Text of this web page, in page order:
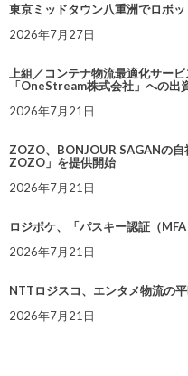
東京ミッドタウン八重洲でロボ
2026年7月27日
上組／コンテナ物流最適化サー
「OneStream株式会社」への出
2026年7月21日
ZOZO、BONJOUR SAGANの
ZOZO」を提供開始
2026年7月21日
ロジポケ、「パスキー認証（
2026年7月21日
NTTロジスコ、エンタメ物流の
2026年7月21日